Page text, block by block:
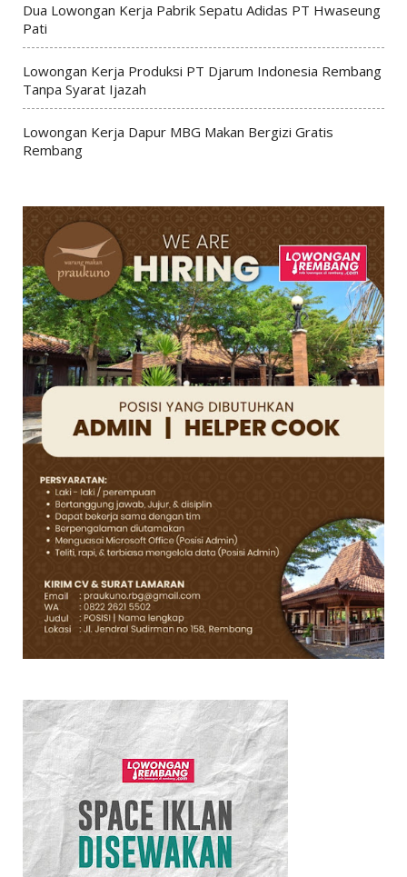
Dua Lowongan Kerja Pabrik Sepatu Adidas PT Hwaseung
Pati
Lowongan Kerja Produksi PT Djarum Indonesia Rembang
Tanpa Syarat Ijazah
Lowongan Kerja Dapur MBG Makan Bergizi Gratis
Rembang